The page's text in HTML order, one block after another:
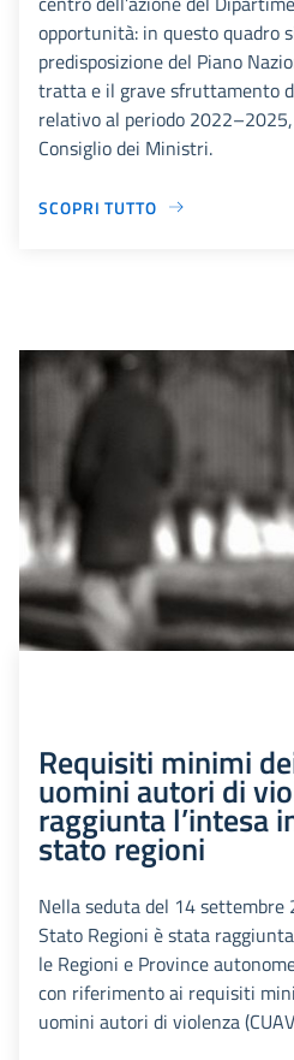
opportunità: in questo quadro
predisposizione del Piano
tratta e il grave sfruttamento
relativo al periodo
Consiglio dei Ministri.
SCOPRI TUTTO
Requisiti minimi
uomini autori di
raggiunta l’intesa
stato regioni
Nella seduta del 14 settembre
Stato Regioni è stata
le Regioni e Province
con riferimento ai requisiti
uomini autori di violenza